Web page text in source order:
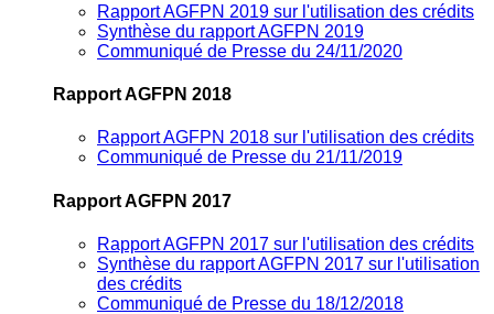
Rapport AGFPN 2019 sur l'utilisation des crédits
Synthèse du rapport AGFPN 2019
Communiqué de Presse du 24/11/2020
Rapport AGFPN 2018
Rapport AGFPN 2018 sur l'utilisation des crédits
Communiqué de Presse du 21/11/2019
Rapport AGFPN 2017
Rapport AGFPN 2017 sur l'utilisation des crédits
Synthèse du rapport AGFPN 2017 sur l'utilisation
des crédits
Communiqué de Presse du 18/12/2018